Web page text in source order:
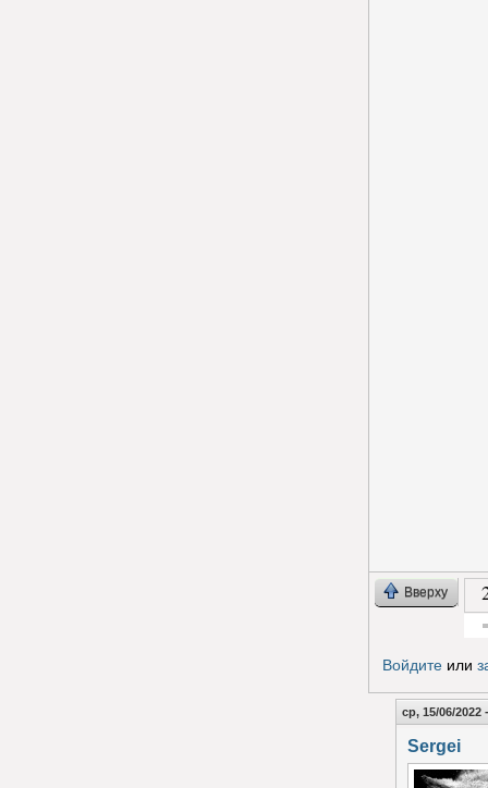
Вверху
Войдитеили
ср, 15/06/2022
Sergei